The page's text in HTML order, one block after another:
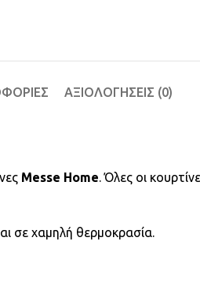
ΑΞΙΟΛΟΓΉΣΕΙΣ (0)
Messe Home. Όλες οι
σε χαμηλή θερμοκρασία.